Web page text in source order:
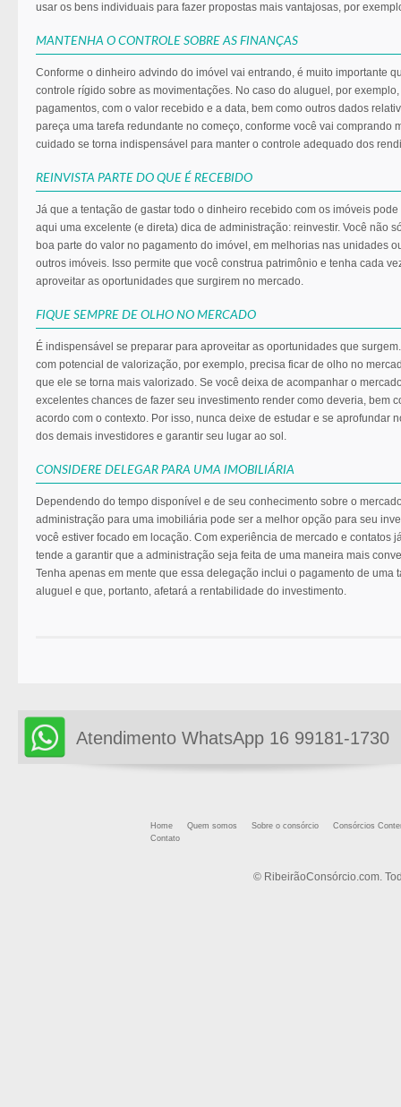
usar os bens individuais para fazer propostas mais vantajosas, por
MANTENHA O CONTROLE SOBRE AS FINANÇAS
Conforme o dinheiro advindo do imóvel vai entrando, é muito importante
controle rígido sobre as movimentações. No caso do aluguel, por
pagamentos, com o valor recebido e a data, bem como outros dados
pareça uma tarefa redundante no começo, conforme você vai comprando
cuidado se torna indispensável para manter o controle adequado dos
REINVISTA PARTE DO QUE É RECEBIDO
Já que a tentação de gastar todo o dinheiro recebido com os imóveis
aqui uma excelente (e direta) dica de administração: reinvestir. Você não
boa parte do valor no pagamento do imóvel, em melhorias nas unidades
outros imóveis. Isso permite que você construa patrimônio e tenha cada
aproveitar as oportunidades que surgirem no mercado.
FIQUE SEMPRE DE OLHO NO MERCADO
É indispensável se preparar para aproveitar as oportunidades que
com potencial de valorização, por exemplo, precisa ficar de olho no
que ele se torna mais valorizado. Se você deixa de acompanhar o
excelentes chances de fazer seu investimento render como deveria, bem
acordo com o contexto. Por isso, nunca deixe de estudar e se aprofundar
dos demais investidores e garantir seu lugar ao sol.
CONSIDERE DELEGAR PARA UMA IMOBILIÁRIA
Dependendo do tempo disponível e de seu conhecimento sobre o
administração para uma imobiliária pode ser a melhor opção para seu
você estiver focado em locação. Com experiência de mercado e contatos
tende a garantir que a administração seja feita de uma maneira mais
Tenha apenas em mente que essa delegação inclui o pagamento de uma
aluguel e que, portanto, afetará a rentabilidade do investimento.
Atendimento WhatsApp 16 99181-1730
Home Quem somos Sobre o consórcio
Consórcios
Contato
© RibeirãoConsórcio.com.